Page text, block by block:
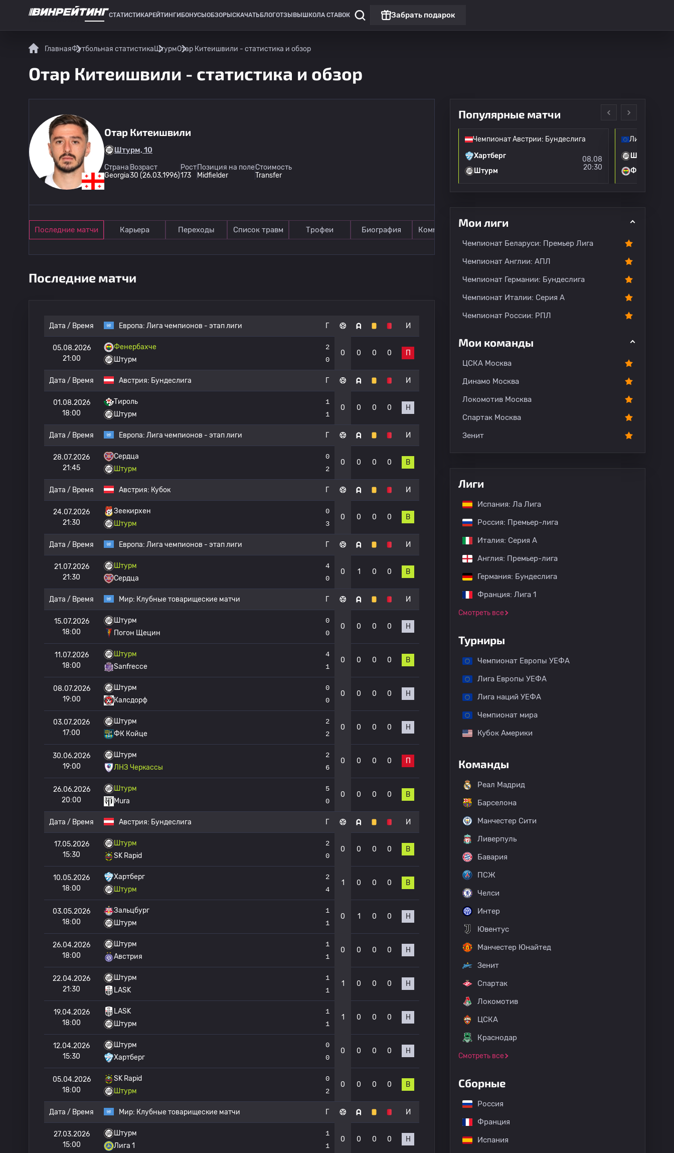
СТАТИСТИКАРЕЙТИНГИ БОНУСЫ ОБЗОРЫ СКАЧАТЬ БЛОГОТЗЫВЫ ШКОЛА СТАВОК Забрать подарок
ГлавнаяФутбольная статистикаШтурмОтар Китеишвили - статистика и обзор
Отар Китеишвили - статистика и обзор
Отар Китеишвили
Штурм, 10
Страна
Georgia
Возраст
30 (26.03.1996)
Рост
173
Позиция на поле
Midfielder
Стоимость
Transfer
Последние матчи Карьера Переходы Список травм Трофеи Биография Комментарии
Последние матчи
Дата / Время Европа: Лига чемпионов - этап лиги Г И
05.08.2026
21:00
Фенербахче
Штурм
2
0
0 0 0 0 П
Дата / Время Австрия: Бундеслига Г И
01.08.2026
18:00
Тироль
Штурм
1
1
0 0 0 0 Н
Дата / Время Европа: Лига чемпионов - этап лиги Г И
28.07.2026
21:45
Сердца
Штурм
0
2
0 0 0 0 В
Дата / Время Австрия: Кубок Г И
24.07.2026
21:30
Зеекирхен
Штурм
0
3
0 0 0 0 В
Дата / Время Европа: Лига чемпионов - этап лиги Г И
21.07.2026
21:30
Штурм
Сердца
4
0
0 1 0 0 В
Дата / Время Мир: Клубные товарищеские матчи Г И
15.07.2026
18:00
Штурм
Погон Щецин
0
0
0 0 0 0 Н
11.07.2026
18:00
Штурм
Sanfrecce
4
1
0 0 0 0 В
08.07.2026
19:00
Штурм
Калсдорф
0
0
0 0 0 0 Н
03.07.2026
17:00
Штурм
ФК Койце
2
2
0 0 0 0 Н
30.06.2026
19:00
Штурм
ЛНЗ Черкассы
2
6
0 0 0 0 П
26.06.2026
20:00
Штурм
Mura
5
0
0 0 0 0 В
Дата / Время Австрия: Бундеслига Г И
17.05.2026
15:30
Штурм
SK Rapid
2
0
0 0 0 0 В
10.05.2026
18:00
Хартберг
Штурм
2
4
1 0 0 0 В
03.05.2026
18:00
Зальцбург
Штурм
1
1
0 1 0 0 Н
26.04.2026
18:00
Штурм
Австрия
1
1
0 0 0 0 Н
22.04.2026
21:30
Штурм
LASK
1
1
1 0 0 0 Н
19.04.2026
18:00
LASK
Штурм
1
1
1 0 0 0 Н
12.04.2026
15:30
Штурм
Хартберг
0
0
0 0 0 0 Н
05.04.2026
18:00
SK Rapid
Штурм
0
2
0 0 0 0 В
Дата / Время Мир: Клубные товарищеские матчи Г И
27.03.2026
15:00
Штурм
Лига 1
1
1
0 0 0 0 Н
Популярные матчи
Чемпионат Австрии: Бундеслига
Хартберг
Штурм
08.08
20:30
Лига
Штурм
Фенербахче
Мои лиги
Чемпионат Беларуси: Премьер Лига
Чемпионат Англии: АПЛ
Чемпионат Германии: Бундеслига
Чемпионат Италии: Серия А
Чемпионат России: РПЛ
Мои команды
ЦСКА Москва
Динамо Москва
Локомотив Москва
Спартак Москва
Зенит
Лиги
Испания: Ла Лига
Россия: Премьер-лига
Италия: Серия А
Англия: Премьер-лига
Германия: Бундеслига
Франция: Лига 1
Смотреть все
Турниры
Чемпионат Европы УЕФА
Лига Европы УЕФА
Лига наций УЕФА
Чемпионат мира
Кубок Америки
Команды
Реал Мадрид
Барселона
Манчестер Сити
Ливерпуль
Бавария
ПСЖ
Челси
Интер
Ювентус
Манчестер Юнайтед
Зенит
Спартак
Локомотив
ЦСКА
Краснодар
Смотреть все
Сборные
Россия
Франция
Испания